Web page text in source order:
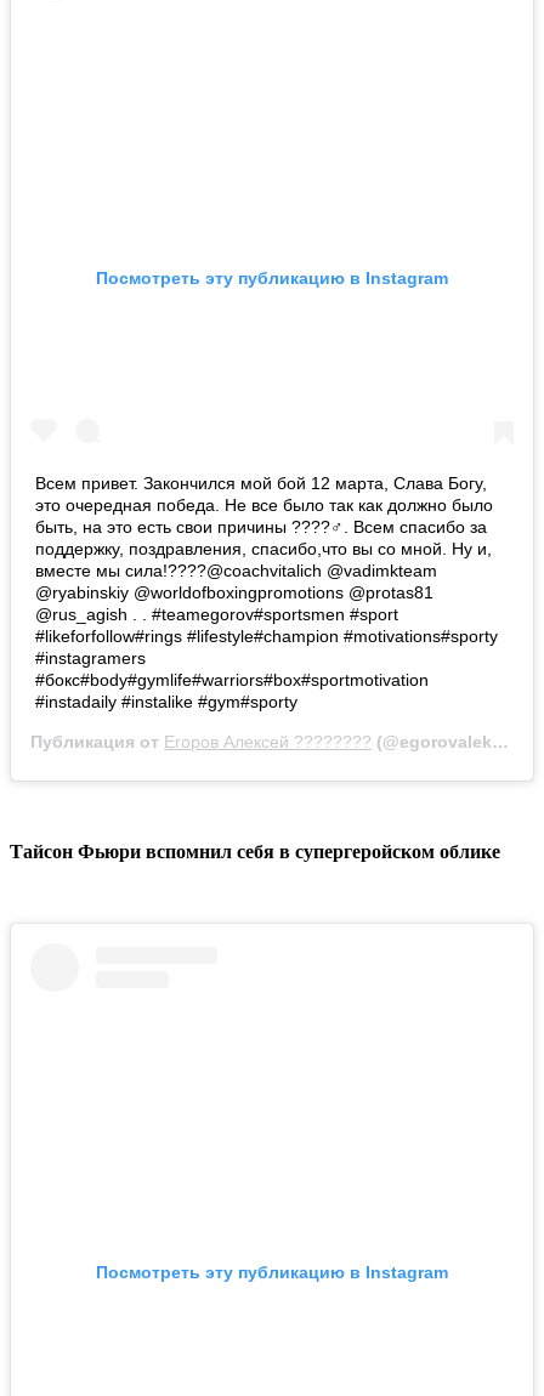
Посмотреть эту публикацию в Instagram
Всем привет. Закончился мой бой 12 марта, Слава Богу,
это очередная победа. Не все было так как должно было
быть, на это есть свои причины ????‍♂️. Всем спасибо за
поддержку, поздравления, спасибо,что вы со мной. Ну и,
вместе мы сила!????@coachvitalich @vadimkteam
@ryabinskiy @worldofboxingpromotions @protas81
@rus_agish . . #teamegorov#sportsmen #sport
#likeforfollow#rings #lifestyle#champion #motivations#sporty
#instagramers
#бокс#body#gymlife#warriors#box#sportmotivation
#instadaily #instalike #gym#sporty
Публикация от Егоров Алексей ???????? (@egorovalekseywarrior)
Тайсон Фьюри вспомнил себя в супергеройском облике
Посмотреть эту публикацию в Instagram